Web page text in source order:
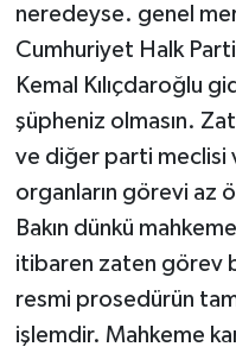
neredeyse. genel
Cumhuriyet Halk
Kemal Kılıçdaroğlu
şüpheniz olmasın.
ve diğer parti meclisi
organların görevi az
Bakın dünkü
itibaren zaten görev
resmi prosedürün
işlemdir. Mahkeme